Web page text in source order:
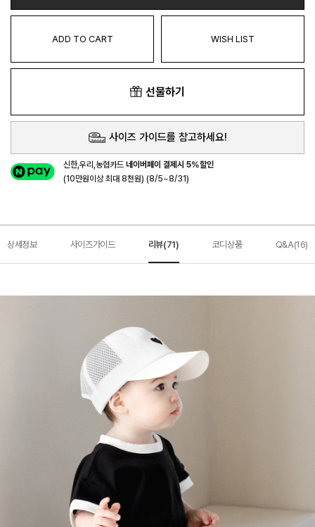
ADD TO CART WISH LIST
선물하기
사이즈 가이드를 참고하세요!
신한,우리,농협카드네이버페이 결제시 5%할인
(10만원이상 최대 8천원) (8/5~8/31)
상세정보 사이즈가이드 리뷰(71) 코디상품 Q&A(16)